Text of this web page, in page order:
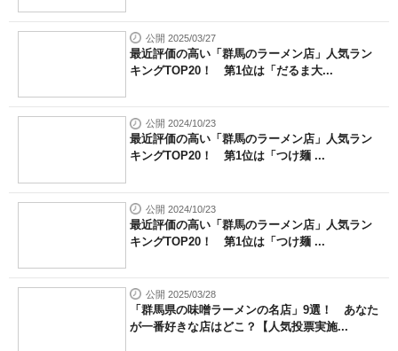
公開 2025/03/27
最近評価の高い「群馬のラーメン店」人気ラン
キングTOP20！ 第1位は「だるま大...
公開 2024/10/23
最近評価の高い「群馬のラーメン店」人気ラン
キングTOP20！ 第1位は「つけ麺 ...
公開 2024/10/23
最近評価の高い「群馬のラーメン店」人気ラン
キングTOP20！ 第1位は「つけ麺 ...
公開 2025/03/28
「群馬県の味噌ラーメンの名店」9選！ あなた
が一番好きな店はどこ？【人気投票実施...